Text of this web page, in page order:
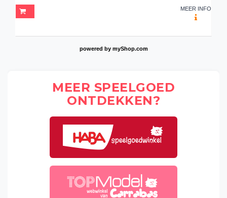
MEER INFO
powered by myShop.com
MEER SPEELGOED
ONTDEKKEN?